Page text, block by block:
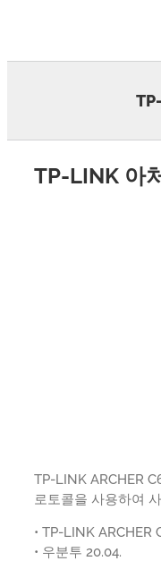
TP-LINK 아
TP-LINK ARCHER
로토콜을 사용하여
• TP-LINK ARCHER
• 우분투 20.04.